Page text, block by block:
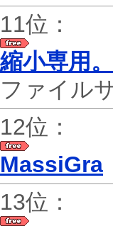
11位：
縮小専用。
ファイル
12位：
MassiGra
13位：